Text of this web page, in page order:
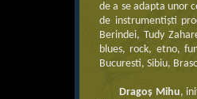
de a se adapta unor
de instrumentişti
Berindei, Tudy
blues, rock, etno,
Bucuresti, Sibiu,
Dragoș Mihu,